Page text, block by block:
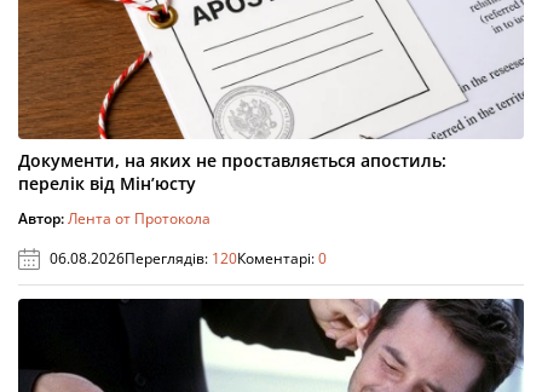
Документи, на яких не проставляється апостиль:
перелік від Мін’юсту
Автор:Лента от Протокола
06.08.2026Переглядів: 120Коментарі:0